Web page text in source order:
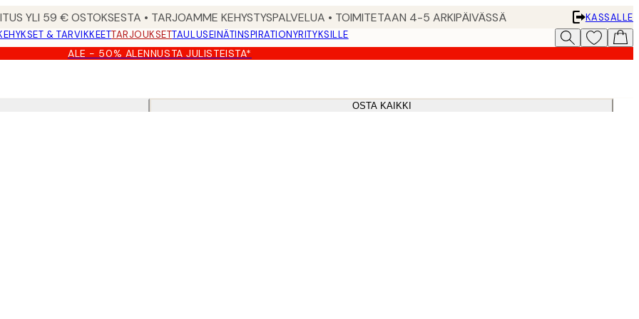
YLI 59 € OSTOKSESTA • TARJOAMME KEHYSTYSPALVELUA • TOIMITETAAN 4-5 ARKIPÄIVÄSSÄ
KASSALLE
& TARVIKKEETTARJOUKSETTAULUSEINÄTINSPIRATIONYRITYKSILLE
ALE - 50% ALENNUSTA JULISTEISTA*
OSTA KAIKKI